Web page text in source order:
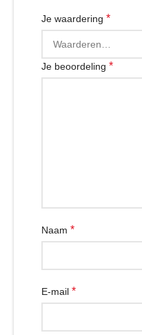
Je waardering *
Je beoordeling *
Naam *
E-mail *